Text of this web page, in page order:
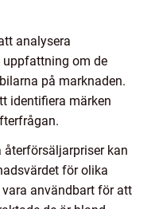
analysera
om de
på marknaden.
identifiera märken
återförsäljarpriser kan
för olika
användbart för att